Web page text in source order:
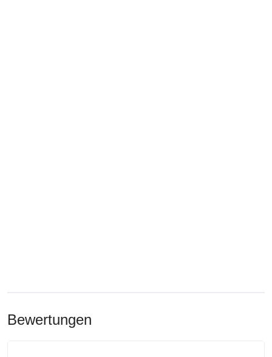
Bewertungen